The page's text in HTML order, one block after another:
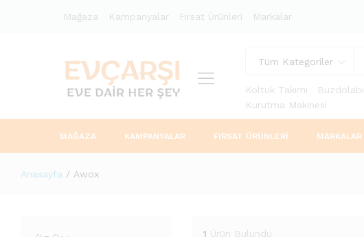
Mağaza Kampanyalar Fırsat Ürünleri Markalar
Tüm Kategoriler
Koltuk Takımı Buzdolabı
Kurutma Makinesi
MAĞAZA KAMPANYALAR FIRSAT ÜRÜNLERI MARKALAR
Anasayfa / Awox
1 Ürün Bulundu